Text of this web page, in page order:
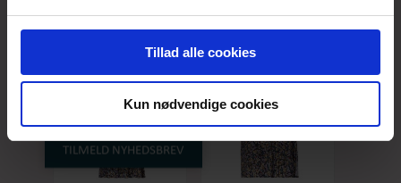
Tillad alle cookies
Kun nødvendige cookies
TILMELD NYHEDSBREV